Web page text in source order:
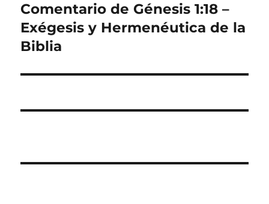
Entrada
siguiente:
Comentario de Génesis 1:18 –
Exégesis y Hermenéutica de la
Biblia